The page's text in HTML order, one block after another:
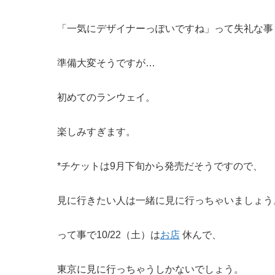
「一気にデザイナーっぽいですね」って失礼な事
準備大変そうですが…
初めてのランウェイ。
楽しみすぎます。
*チケットは9月下旬から発売だそうですので、
見に行きたい人は一緒に見に行っちゃいましょう
って事で10/22（土）はお店休んで、
東京に見に行っちゃうしかないでしょう。